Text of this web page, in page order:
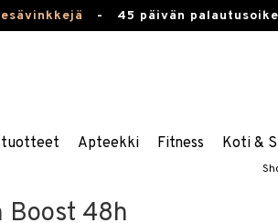
- 45 päivän
Apteekki Fitness Koti &
Boost 48h